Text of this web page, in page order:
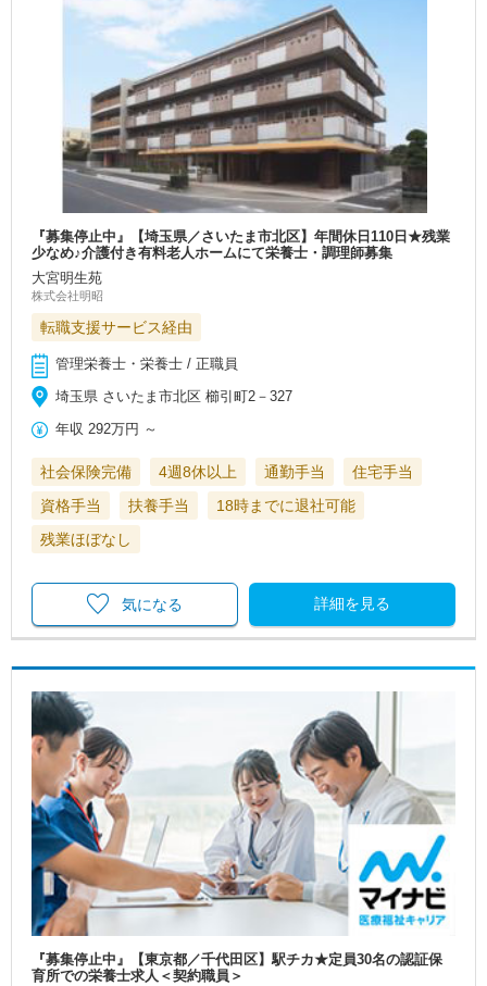
『募集停止中』【埼玉県／さいたま市北区】年間休日110日★残業
少なめ♪介護付き有料老人ホームにて栄養士・調理師募集
大宮明生苑
株式会社明昭
転職支援サービス経由
管理栄養士・栄養士 / 正職員
埼玉県 さいたま市北区 櫛引町2－327
年収 292万円 ～
社会保険完備 4週8休以上 通勤手当
住宅手当
資格手当
扶養手当
18時までに退社可能
残業ほぼなし
詳細を見る
気になる
『募集停止中』【東京都／千代田区】駅チカ★定員30名の認証保
育所での栄養士求人＜契約職員＞